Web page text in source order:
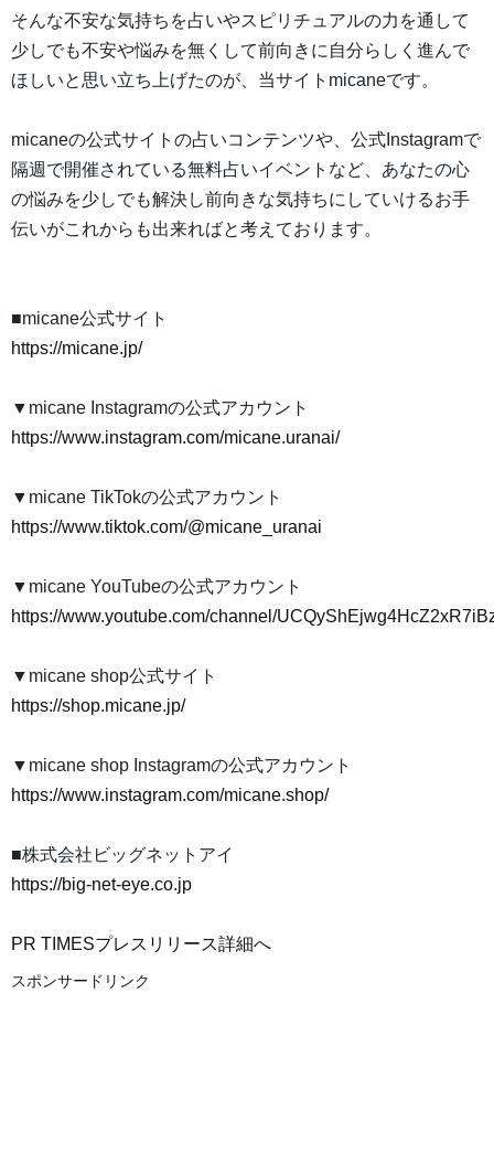
そんな不安な気持ちを占いやスピリチュアルの力を通して
少しでも不安や悩みを無くして前向きに自分らしく進んで
ほしいと思い立ち上げたのが、当サイトmicaneです。
micaneの公式サイトの占いコンテンツや、公式Instagramで
隔週で開催されている無料占いイベントなど、あなたの心
の悩みを少しでも解決し前向きな気持ちにしていけるお手
伝いがこれからも出来ればと考えております。
■micane公式サイト
https://micane.jp/
▼micane Instagramの公式アカウント
https://www.instagram.com/micane.uranai/
▼micane TikTokの公式アカウント
https://www.tiktok.com/@micane_uranai
▼micane YouTubeの公式アカウント
https://www.youtube.com/channel/
▼micane shop公式サイト
https://shop.micane.jp/
▼micane shop Instagramの公式アカウント
https://www.instagram.com/micane.shop/
■株式会社ビッグネットアイ
https://big-net-eye.co.jp
PR TIMESプレスリリース詳細へ
スポンサードリンク